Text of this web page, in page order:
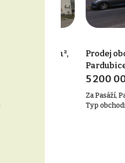
1 230 m²,
1 230 m²
Prodej
5 200
Za Pasáží,
Typ